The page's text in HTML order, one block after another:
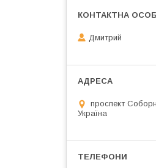
Дмитрий
проспект
Україна